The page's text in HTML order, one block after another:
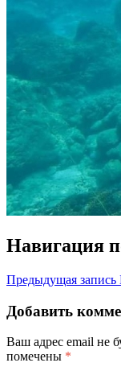
Навигация
Предыдущая запись
Добавить
Ваш адрес email не
помечены *